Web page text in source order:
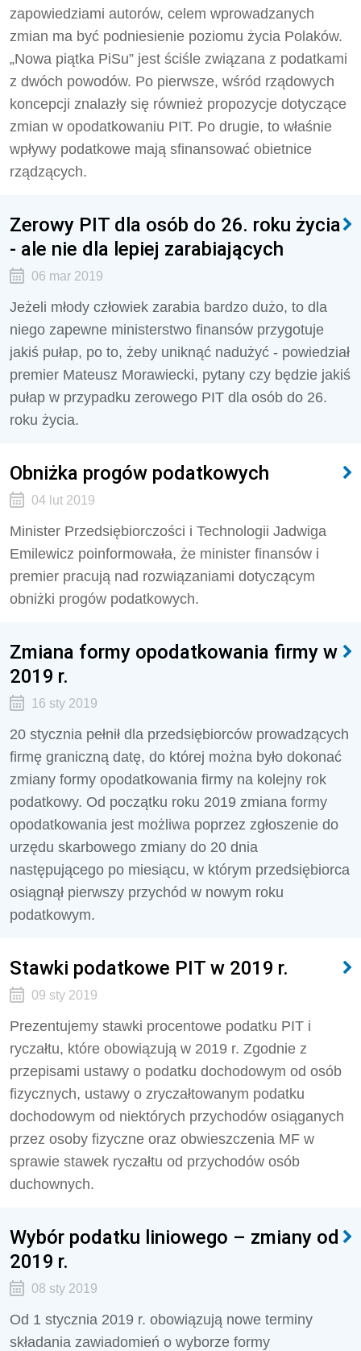
zapowiedziami autorów, celem wprowadzanych
zmian ma być podniesienie poziomu życia Polaków.
„Nowa piątka PiSu” jest ściśle związana z podatkami
z dwóch powodów. Po pierwsze, wśród rządowych
koncepcji znalazły się również propozycje dotyczące
zmian w opodatkowaniu PIT. Po drugie, to właśnie
wpływy podatkowe mają sfinansować obietnice
rządzących.
Zerowy PIT dla osób do 26. roku życia
- ale nie dla lepiej zarabiających
06 mar 2019
Jeżeli młody człowiek zarabia bardzo dużo, to dla
niego zapewne ministerstwo finansów przygotuje
jakiś pułap, po to, żeby uniknąć nadużyć - powiedział
premier Mateusz Morawiecki, pytany czy będzie jakiś
pułap w przypadku zerowego PIT dla osób do 26.
roku życia.
Obniżka progów podatkowych
04 lut 2019
Minister Przedsiębiorczości i Technologii Jadwiga
Emilewicz poinformowała, że minister finansów i
premier pracują nad rozwiązaniami dotyczącym
obniżki progów podatkowych.
Zmiana formy opodatkowania firmy w
2019 r.
16 sty 2019
20 stycznia pełnił dla przedsiębiorców prowadzących
firmę graniczną datę, do której można było dokonać
zmiany formy opodatkowania firmy na kolejny rok
podatkowy. Od początku roku 2019 zmiana formy
opodatkowania jest możliwa poprzez zgłoszenie do
urzędu skarbowego zmiany do 20 dnia
następującego po miesiącu, w którym przedsiębiorca
osiągnął pierwszy przychód w nowym roku
podatkowym.
Stawki podatkowe PIT w 2019 r.
09 sty 2019
Prezentujemy stawki procentowe podatku PIT i
ryczałtu, które obowiązują w 2019 r. Zgodnie z
przepisami ustawy o podatku dochodowym od osób
fizycznych, ustawy o zryczałtowanym podatku
dochodowym od niektórych przychodów osiąganych
przez osoby fizyczne oraz obwieszczenia MF w
sprawie stawek ryczałtu od przychodów osób
duchownych.
Wybór podatku liniowego – zmiany od
2019 r.
08 sty 2019
Od 1 stycznia 2019 r. obowiązują nowe terminy
składania zawiadomień o wyborze formy